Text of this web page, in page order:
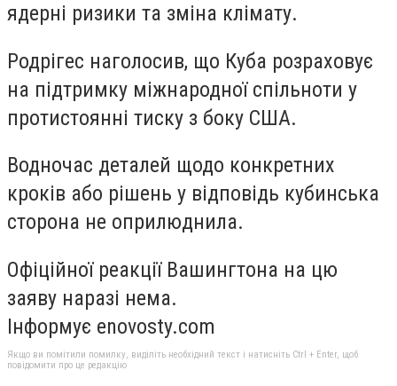
ядерні ризики та зміна клімату.
Родрігес наголосив, що Куба розраховує
на підтримку міжнародної спільноти у
протистоянні тиску з боку США.
Водночас деталей щодо конкретних
кроків або рішень у відповідь кубинська
сторона не оприлюднила.
Офіційної реакції Вашингтона на цю
заяву наразі нема.
Інформує enovosty.com
Якщо ви помітили помилку, виділіть необхідний текст і натисніть Ctrl + Enter, щоб
повідомити про це редакцію